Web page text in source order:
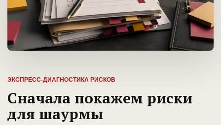
ЭКСПРЕСС-ДИАГНОСТИКА РИСКОВ
Сначала покажем риски
для шаурмы